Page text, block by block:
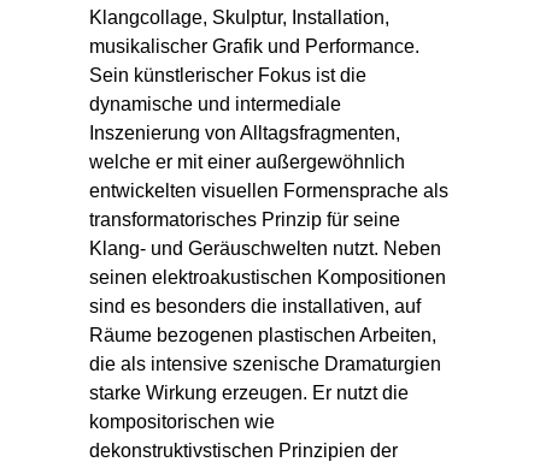
Klangcollage, Skulptur, Installation,
musikalischer Grafik und Performance.
Sein künstlerischer Fokus ist die
dynamische und intermediale
Inszenierung von Alltagsfragmenten,
welche er mit einer außergewöhnlich
entwickelten visuellen Formensprache als
transformatorisches Prinzip für seine
Klang- und Geräuschwelten nutzt. Neben
seinen elektroakustischen Kompositionen
sind es besonders die installativen, auf
Räume bezogenen plastischen Arbeiten,
die als intensive szenische Dramaturgien
starke Wirkung erzeugen. Er nutzt die
kompositorischen wie
dekonstruktivstischen Prinzipien der